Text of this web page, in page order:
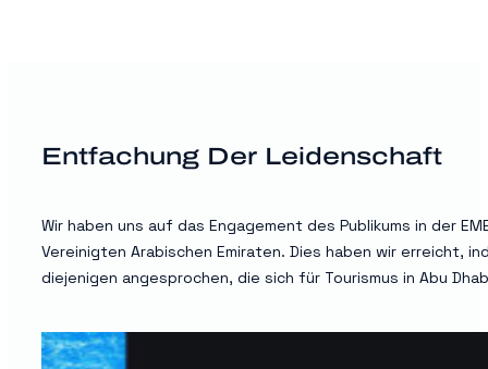
Entfachung Der Leidenschaft
Wir haben uns auf das Engagement des Publikums in der
Vereinigten Arabischen Emiraten. Dies haben wir erreicht,
diejenigen angesprochen, die sich für Tourismus in Abu